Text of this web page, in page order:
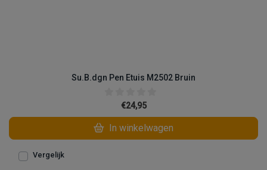
Su.B.dgn Pen Etuis M2502 Bruin
€24,95
In winkelwagen
Vergelijk